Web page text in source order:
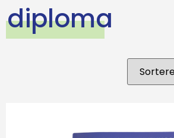
diploma